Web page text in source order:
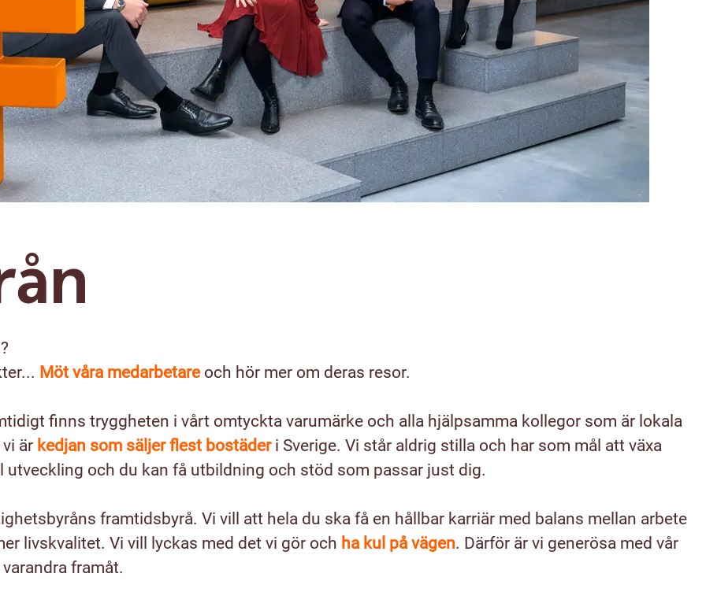
Möt våra medarbetare och hör mer om deras resor.
finns tryggheten i vårt omtyckta varumärke och alla hjälpsamma kollegor som är lokala
är kedjan som säljer flest bostäderi Sverige. Vi står aldrig stilla och har som mål att växa
och du kan få utbildning och stöd som passar just dig.
framtidsbyrå. Vi vill att hela du ska få en hållbar karriär med balans mellan arbete
livskvalitet. Vi vill lyckas med det vi gör och ha kul på vägen. Därför är vi generösa med vår
framåt.